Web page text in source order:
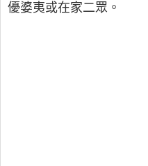
優婆夷或在家二眾。